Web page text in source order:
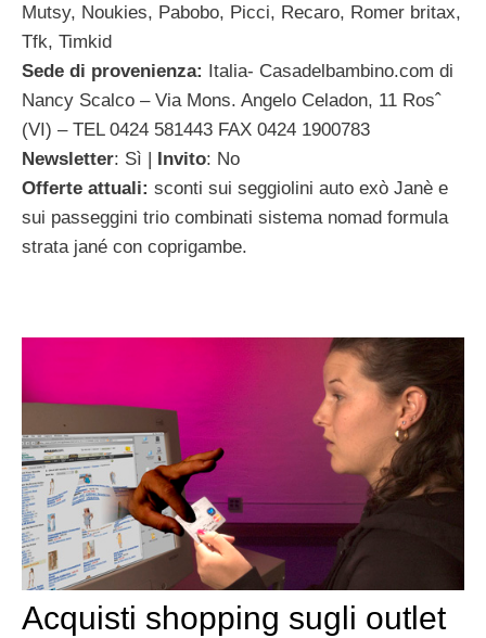
Mutsy, Noukies, Pabobo, Picci, Recaro, Romer britax,
Tfk, Timkid
Sede di provenienza: Italia- Casadelbambino.com di
Nancy Scalco – Via Mons. Angelo Celadon, 11 Rosˆ
(VI) – TEL 0424 581443 FAX 0424 1900783
Newsletter: Sì | Invito: No
Offerte attuali: sconti sui seggiolini auto exò Janè e
sui passeggini trio combinati sistema nomad formula
strata jané con coprigambe.
Acquisti shopping sugli outlet